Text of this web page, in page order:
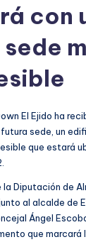
con
sede
El Ejido ha
sede, un
que estará
la Diputación de
al alcalde de
Ángel
que marcará